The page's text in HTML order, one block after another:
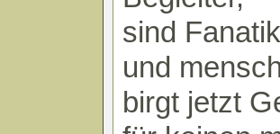
sind
und
birgt jetzt